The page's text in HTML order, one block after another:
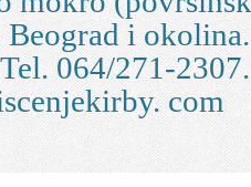
Beograd i
064/271-
com